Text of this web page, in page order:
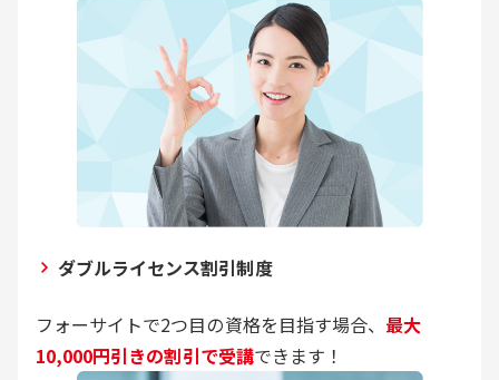
ダブルライセンス割引制度
フォーサイトで2つ目の資格を目指す場合、 最大
10,000円引きの割引で受講できます！